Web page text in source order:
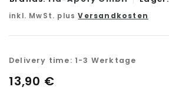
inkl. MwSt. plusVersandkosten
Delivery time: 1-3 Werktage
13,90 €